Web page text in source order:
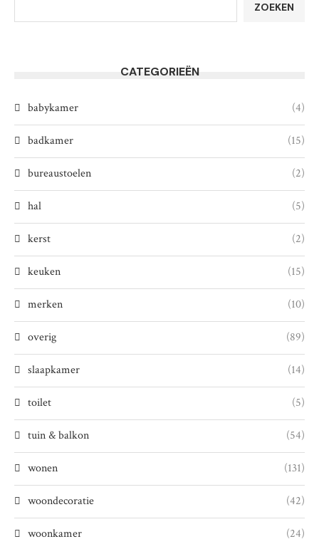
ZOEKEN
CATEGORIEËN
babykamer (4)
badkamer (15)
bureaustoelen (2)
hal (5)
kerst (2)
keuken (15)
merken (10)
overig (89)
slaapkamer (14)
toilet (5)
tuin & balkon (54)
wonen (131)
woondecoratie (42)
woonkamer (24)